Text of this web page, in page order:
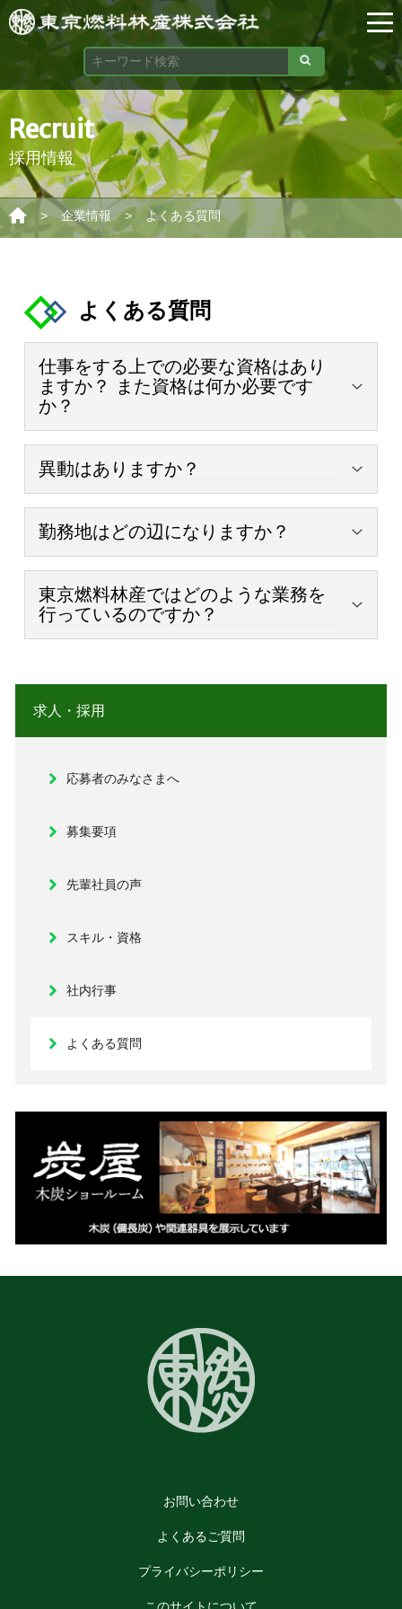
Recruit
採用情報
> 企業情報 > よくある質問
よくある質問
仕事をする上での必要な資格はあり
ますか？ また資格は何か必要です
か？
当社の取扱い商品は多岐に渡っており、それぞれの分
また選考の際に資格の有無だけで合否は決まりませ
ん。あくまで人物重視です。
入社後には職種に関係なく危険物乙四種を必ず取得し
異動はありますか？
社内の状況や本人の適性などにより各拠点への異動の
勤務地はどの辺になりますか？
当社の研修制度により、入社後すぐは池袋給油所・昭
島給油所での勤務となります。
社内の状況や本人の適性に応じての配属となります。
く様々なフィールドを用意しております。
東京燃料林産ではどのような業務を
行っているのですか？
詳しい取扱い商品、
覧ください。
求人・採用
応募者のみなさまへ
募集要項
先輩社員の声
スキル・資格
社内行事
よくある質問
お問い合わせ
よくあるご質問
プライバシーポリシー